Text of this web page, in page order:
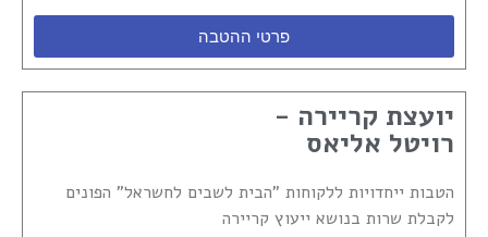
פרטי ההטבה
יועצת קריירה -
רויטל אליאס
הטבות ייחדויות ללקוחות "הבית לשבים לחשראל" הפונים
לקבלת שרות בנושא ייעוץ קריירה